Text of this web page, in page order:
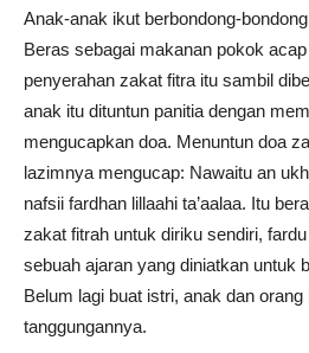
Anak-anak ikut berbondong-
Beras sebagai makanan pokok
penyerahan zakat fitra itu sambil
anak itu dituntun panitia dengan
mengucapkan doa. Menuntun doa
lazimnya mengucap: Nawaitu an
nafsii fardhan lillaahi ta’aalaa. Itu
zakat fitrah untuk diriku sendiri, fardu
sebuah ajaran yang diniatkan untuk
Belum lagi buat istri, anak dan
tanggungannya.